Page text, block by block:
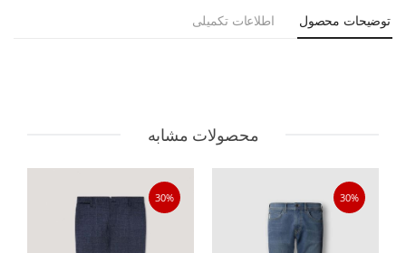
توضیحات محصول اطلاعات تکمیلی
محصولات مشابه
30%
30%